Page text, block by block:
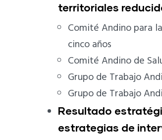
territoriales
Comité Andino para
cinco años
Comité Andino de
Grupo de Trabajo
Grupo de Trabajo
Resultado
estrategias de